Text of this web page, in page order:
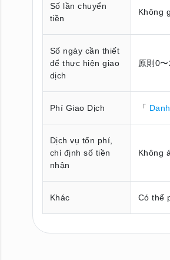
Số lần chuyển
tiền
Không
Số ngày cần thiết
để thực hiện giao
dịch
原則0
Phí Giao Dịch 「
Dịch vụ tốn phí,
chỉ định số tiền
nhận
Không
Khác Có thể